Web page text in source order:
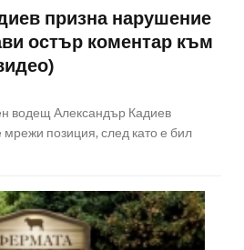
призна нарушение
остър коментар към
водещ Александър Кадиев
мрежи позиция, след като е бил